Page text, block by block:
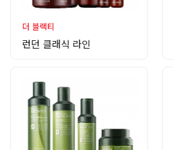
더 블랙티
런던 클래식 라인